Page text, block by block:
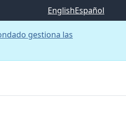
EnglishEspañol
gestiona las